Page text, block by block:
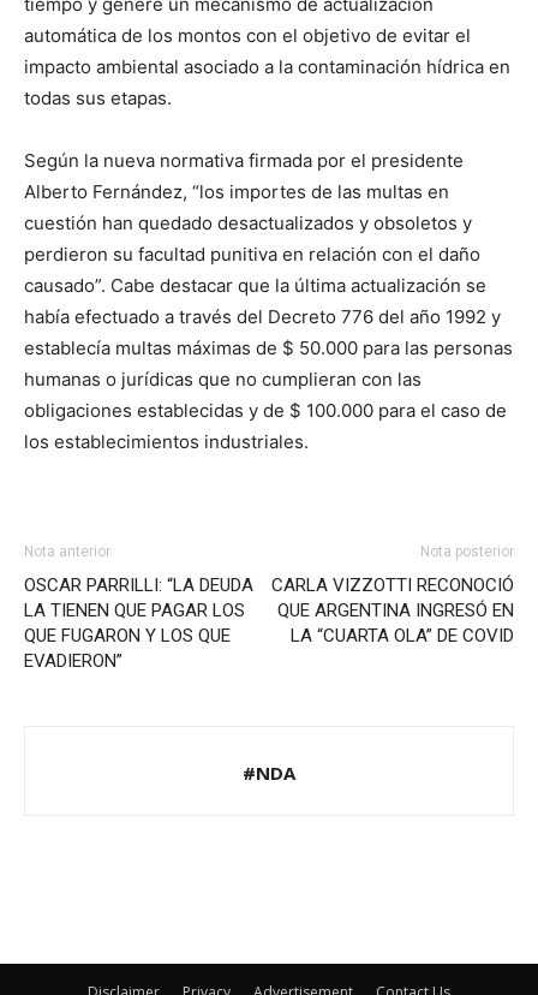
automática de los montos con el objetivo de evitar el
impacto ambiental asociado a la contaminación hídrica en
todas sus etapas.
Según la nueva normativa firmada por el presidente
Alberto Fernández, “los importes de las multas en
cuestión han quedado desactualizados y obsoletos y
perdieron su facultad punitiva en relación con el daño
causado”. Cabe destacar que la última actualización se
había efectuado a través del Decreto 776 del año 1992 y
establecía multas máximas de $ 50.000 para las personas
humanas o jurídicas que no cumplieran con las
obligaciones establecidas y de $ 100.000 para el caso de
los establecimientos industriales.
Nota anterior
OSCAR PARRILLI: “LA DEUDA
LA TIENEN QUE PAGAR LOS
QUE FUGARON Y LOS QUE
EVADIERON”
Nota posterior
CARLA VIZZOTTI RECONOCIÓ
QUE ARGENTINA INGRESÓ EN
LA “CUARTA OLA” DE COVID
#NDA